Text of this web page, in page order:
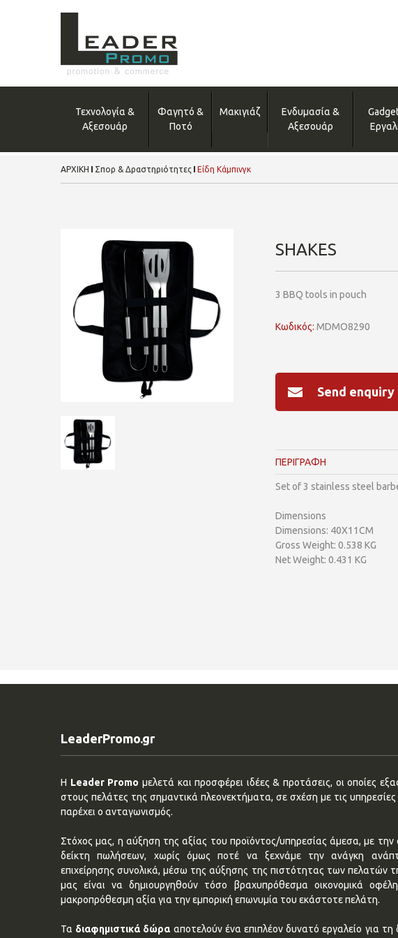
Τεχνολογία &
Αξεσουάρ
Φαγητό &
Ποτό
Μακιγιάζ
Ενδυμασία &
Αξεσουάρ
ΑΡΧΙΚΗ Σπορ & Δραστηριότητες Είδη Κάμπινγκ
SHAKES
3 BBQ tools in pouch
Κωδικός: MDMO8290
Send enquiry
ΠΕΡΙΓΡΑΦΗ
Set of 3 stainless steel
Dimensions
Dimensions: 40X11CM
Gross Weight: 0.538 KG
Net Weight: 0.431 KG
LeaderPromo.gr
Η Leader Promo μελετά και προσφέρει ιδέες & προτάσεις, οι οποίες
στους πελάτες της σημαντικά πλεονεκτήματα, σε σχέση με τις υπηρεσίες
παρέχει ο ανταγωνισμός.
Στόχος μας, η αύξηση της αξίας του προϊόντος/υπηρεσίας άμεσα, με την
δείκτη πωλήσεων, χωρίς όμως ποτέ να ξεχνάμε την ανάγκη
επιχείρησης συνολικά, μέσω της αύξησης της πιστότητας των πελατών
μας είναι να δημιουργηθούν τόσο βραχυπρόθεσμα οικονομικά
μακροπρόθεσμη αξία για την εμπορική επωνυμία του εκάστοτε πελάτη.
Τα διαφημιστικά δώρα αποτελούν ένα επιπλέον δυνατό εργαλείο για τη